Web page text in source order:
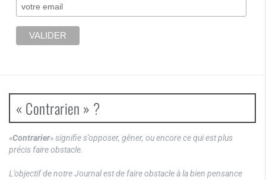
« Contrarien » ?
«Contrarier» signifie s’opposer, gêner, ou encore ce qui est plus
précis faire obstacle.
L’objectif de notre Journal est de faire obstacle à la bien pensance